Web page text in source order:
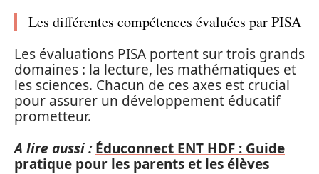
Les différentes compétences évaluées par PISA
Les évaluations PISA portent sur trois grands
domaines : la lecture, les mathématiques et
les sciences. Chacun de ces axes est crucial
pour assurer un développement éducatif
prometteur.
A lire aussi : Éduconnect ENT HDF : Guide
pratique pour les parents et les élèves